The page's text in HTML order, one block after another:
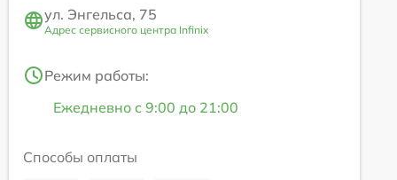
ул. Энгельса, 75
Адрес сервисного центра Infinix
Режим работы:
Ежедневно с 9:00 до 21:00
Способы оплаты